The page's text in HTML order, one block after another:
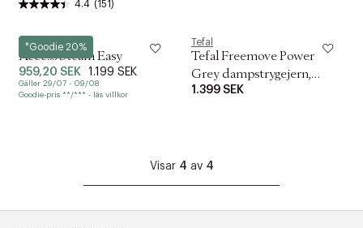
4.4 (151)
*Goodie 20%
Tefal
Access Steam Easy
959,20 SEK 1.199 SEK
Gäller 29/07 - 09/08
Goodie-pris **/*** - läs villkor
Tefal
Tefal Freemove Power
Grey dampstrygejern,
ledningsfrit
1.399 SEK
Visar 4 av 4